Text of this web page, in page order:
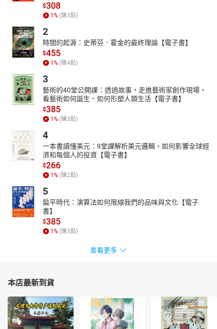
$308
1 % (賺3點)
2
時間的起源：史蒂芬．霍金的最終理論【電子書】
$455
1 % (賺4點)
3
藝術的40堂公開課：透過故事，走進藝術家創作現場，
看藝術如何誕生、如何形塑人類生活【電子書】
$385
1 % (賺3點)
4
一本書讀懂美元：9堂課解析美元邏輯，如何影響全球經
濟和每個人的投資【電子書】
$266
1 % (賺2點)
5
扁平時代：演算法如何限縮我們的品味與文化【電子
書】
$385
1 % (賺3點)
查看更多
本店最新到貨